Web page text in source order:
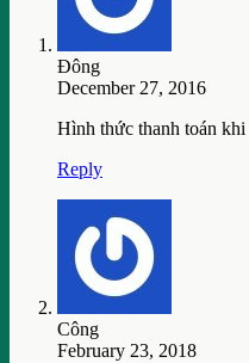
Đông
December 27, 2016
Hình thức thanh toán
Reply
Công
February 23, 2018